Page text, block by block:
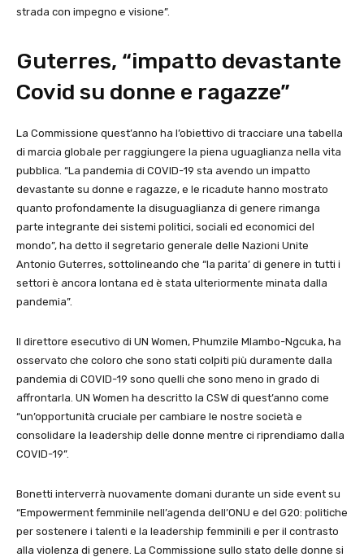
strada con impegno e visione”.
Guterres, “impatto devastante
Covid su donne e ragazze”
La Commissione quest’anno ha l’obiettivo di tracciare una tabella
di marcia globale per raggiungere la piena uguaglianza nella vita
pubblica. “La pandemia di COVID-19 sta avendo un impatto
devastante su donne e ragazze, e le ricadute hanno mostrato
quanto profondamente la disuguaglianza di genere rimanga
parte integrante dei sistemi politici, sociali ed economici del
mondo”, ha detto il segretario generale delle Nazioni Unite
Antonio Guterres, sottolineando che “la parita’ di genere in tutti i
settori è ancora lontana ed è stata ulteriormente minata dalla
pandemia”.
Il direttore esecutivo di UN Women, Phumzile Mlambo-Ngcuka, ha
osservato che coloro che sono stati colpiti più duramente dalla
pandemia di COVID-19 sono quelli che sono meno in grado di
affrontarla. UN Women ha descritto la CSW di quest’anno come
“un’opportunità cruciale per cambiare le nostre società e
consolidare la leadership delle donne mentre ci riprendiamo dalla
COVID-19”.
Bonetti interverrà nuovamente domani durante un side event su
“Empowerment femminile nell’agenda dell’ONU e del G20: politiche
per sostenere i talenti e la leadership femminili e per il contrasto
alla violenza di genere. La Commissione sullo stato delle donne si